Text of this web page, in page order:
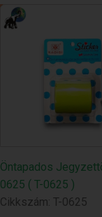
Öntapados
0625 ( T-0625 )
Cikkszám: T-0625